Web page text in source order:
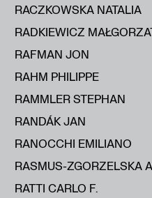
RACZKOWSKA NATALIA
RADKIEWICZ
RAFMAN JON
RAHM PHILIPPE
RAMMLER STEPHAN
RANDÁK JAN
RANOCCHI EMILIANO
RASMUS-ZGORZELSKA
RATTI CARLO F.